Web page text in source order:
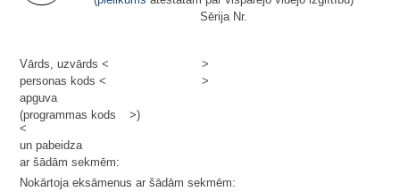
Sērija Nr.
Vārds, uzvārds <
>
personas kods <
>
apguva
(programmas kods
<
>)
un pabeidza
ar šādām sekmēm:
Nokārtoja eksāmenus ar šādām sekmēm: